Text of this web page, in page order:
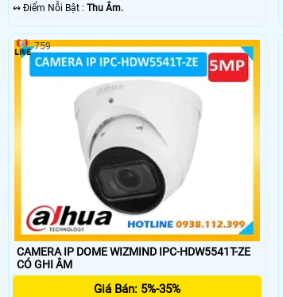
️↭ Điểm Nỗi Bật : Thu Âm.
CAMERA IP DOME WIZMIND IPC-HDW5541T-ZE
CÓ GHI ÂM
Giá Bán: 5%-35%
759